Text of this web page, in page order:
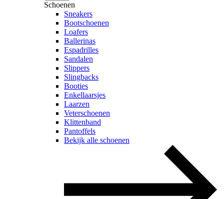
Schoenen
Sneakers
Bootschoenen
Loafers
Ballerinas
Espadrilles
Sandalen
Slippers
Slingbacks
Booties
Enkellaarsjes
Laarzen
Veterschoenen
Klittenband
Pantoffels
Bekijk alle schoenen